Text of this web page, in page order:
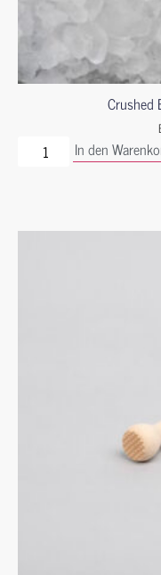
Crushed
In den